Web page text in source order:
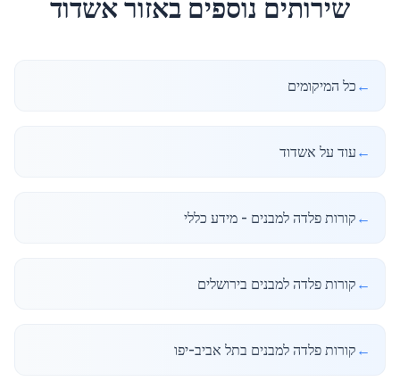
שירותים נוספים באזוראשדוד
← כל המיקומים
← עוד על אשדוד
← קורות פלדה למבנים - מידע כללי
← קורות פלדה למבנים בירושלים
← קורות פלדה למבנים בתל אביב-יפו